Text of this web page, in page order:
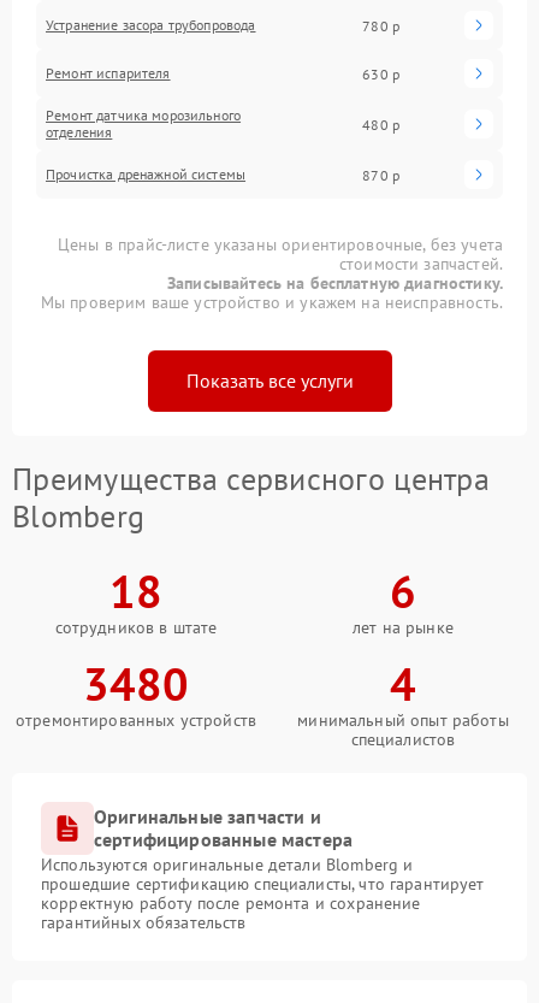
Устранение засора трубопровода 780 р
Ремонт испарителя 630 р
Ремонт датчика морозильного
отделения
480 р
Прочистка дренажной системы 870 р
Цены в прайс-листе указаны ориентировочные, без учета
стоимости запчастей.
Записывайтесь на бесплатную диагностику.
Мы проверим ваше устройство и укажем на неисправность.
Показать все услуги
Преимущества сервисного центра
Blomberg
18
сотрудников в штате
6
лет на рынке
3480
отремонтированных устройств
4
минимальный опыт работы
специалистов
Оригинальные запчасти и
сертифицированные мастера
Используются оригинальные детали Blomberg и
прошедшие сертификацию специалисты, что гарантирует
корректную работу после ремонта и сохранение
гарантийных обязательств